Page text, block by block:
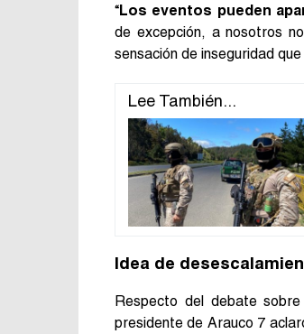
“Los eventos pueden
de excepción, a nosotros
sensación de inseguridad
Lee También...
Idea de
Respecto del debate
presidente de Arauco 7